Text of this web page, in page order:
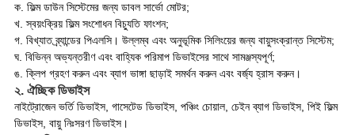
ক. ফিল্ম ডাউন সিস্টেমের জন্য ডাবল সার্ভো মোটর;
খ. স্বয়ংক্রিয় ফিল্ম সংশোধন বিচ্যুতি ফাংশন;
গ. বিখ্যাত ব্র্যান্ডের পিএলসি। উল্লম্ব এবং অনুভূমিক সিলিংয়ের জন্য বায়ুসংক্রান্ত সিস্টেম;
ঘ. বিভিন্ন অভ্যন্তরীণ এবং বাহ্যিক পরিমাপ ডিভাইসের সাথে সামঞ্জস্যপূর্ণ;
ঙ. ক্লিপ গ্রহণ করুন এবং ব্যাগ ভাঙ্গা ছাড়াই সমর্থন করুন এবং বর্জ্য হ্রাস করুন।
২. ঐচ্ছিক ডিভাইস
নাইট্রোজেন ভর্তি ডিভাইস, গাসেটেড ডিভাইস, পঞ্চিং চোয়াল, চেইন ব্যাগ ডিভাইস, পিই ফিল্ম
ডিভাইস, বায়ু নিঃসরণ ডিভাইস।